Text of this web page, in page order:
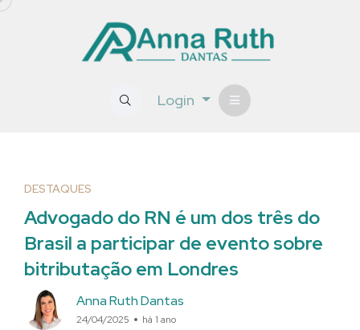
Login
DESTAQUES
Advogado do RN é um dos três do
Brasil a participar de evento sobre
bitributação em Londres
Anna Ruth Dantas
24/04/2025 há 1 ano